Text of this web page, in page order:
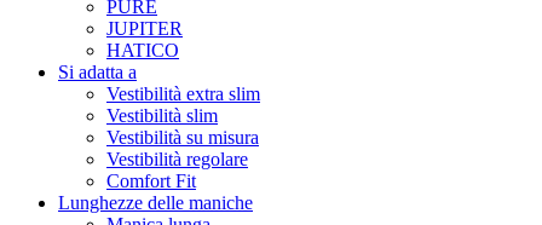
PURE
JUPITER
HATICO
Si adatta a
Vestibilità extra slim
Vestibilità slim
Vestibilità su misura
Vestibilità regolare
Comfort Fit
Lunghezze delle maniche